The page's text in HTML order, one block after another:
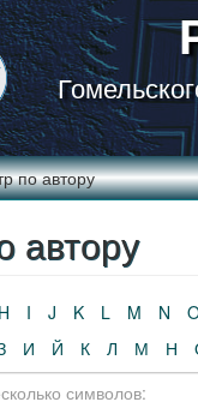
по автору
автору
H I J K L M N
И Й К Л М Н